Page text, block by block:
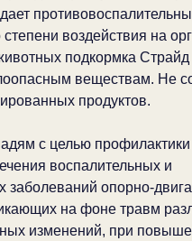
воздействия на
подкормка
веществам. Не
продуктов.
с целью профилактики
воспалительных и
заболеваний опорно-
на фоне травм
изменений, при